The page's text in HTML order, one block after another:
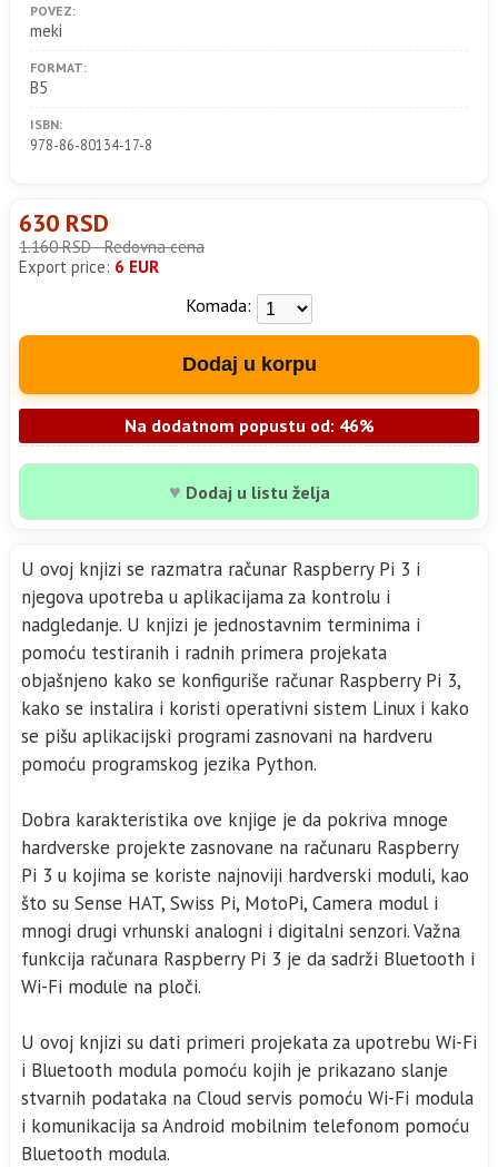
POVEZ:
meki
FORMAT:
B5
ISBN:
978-86-80134-17-8
630 RSD
1.160 RSD - Redovna cena
Export price: 6 EUR
Komada:
Dodaj u korpu
Na dodatnom popustu od: 46%
♥ Dodaj u listu želja
U ovoj knjizi se razmatra računar Raspberry Pi 3 i
njegova upotreba u aplikacijama za kontrolu i
nadgledanje. U knjizi je jednostavnim terminima i
pomoću testiranih i radnih primera projekata
objašnjeno kako se konfiguriše računar Raspberry Pi 3,
kako se instalira i koristi operativni sistem Linux i kako
se pišu aplikacijski programi zasnovani na hardveru
pomoću programskog jezika Python.
Dobra karakteristika ove knjige je da pokriva mnoge
hardverske projekte zasnovane na računaru Raspberry
Pi 3 u kojima se koriste najnoviji hardverski moduli, kao
što su Sense HAT, Swiss Pi, MotoPi, Camera modul i
mnogi drugi vrhunski analogni i digitalni senzori. Važna
funkcija računara Raspberry Pi 3 je da sadrži Bluetooth i
Wi-Fi module na ploči.
U ovoj knjizi su dati primeri projekata za upotrebu Wi-Fi
i Bluetooth modula pomoću kojih je prikazano slanje
stvarnih podataka na Cloud servis pomoću Wi-Fi modula
i komunikacija sa Android mobilnim telefonom pomoću
Bluetooth modula.